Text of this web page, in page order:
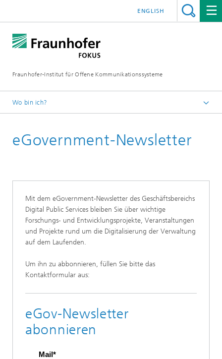
Fraunhofer-Institut für Offene Kommunikationssysteme
ENGLISH
Wo bin ich?
eGovernment-Newsletter
Mit dem eGovernment-Newsletter des Geschäftsbereichs
Digital Public Services bleiben Sie über wichtige
Forschungs- und Entwicklungsprojekte, Veranstaltungen
und Projekte rund um die Digitalisierung der Verwaltung
auf dem Laufenden.
Um ihn zu abbonnieren, füllen Sie bitte das
Kontaktformular aus:
eGov-Newsletter
abonnieren
Mail